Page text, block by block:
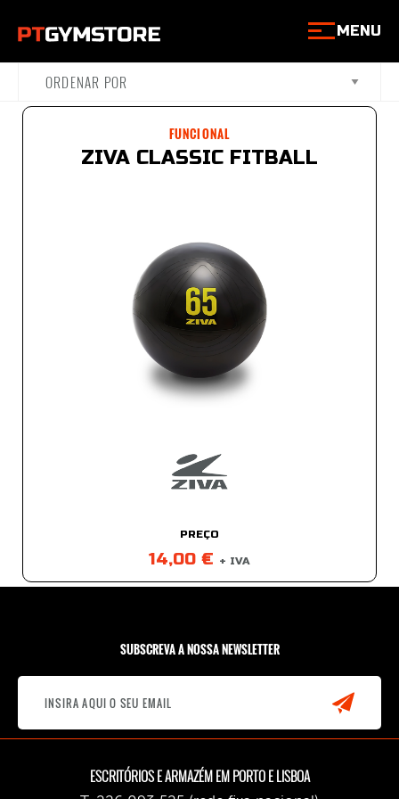
MENU
FUNCIONAL
ZIVA CLASSIC FITBALL
PREÇO
14,00 € + IVA
SUBSCREVA A NOSSA NEWSLETTER
ESCRITÓRIOS E ARMAZÉM EM PORTO E LISBOA